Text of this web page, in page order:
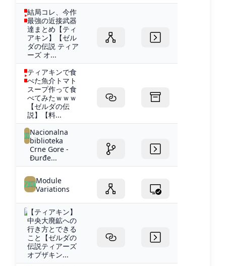
結局コレ、今作
最強の近接武器
達まとめ【ティ
アキン】【ゼル
ダの伝説 ティア
ーズ オ...
ティアキンで食
べた魚介トマト
スープ作って食
べてみたｗｗｗ
【ゼルダの伝
説】【料...
Nacionalna
biblioteka
Crne Gore -
Đurđe...
Module
Variations
【ティアキン】
中央大廃鉱への
行き方とできる
こと【ゼルダの
伝説ティアーズ
オブザキン...